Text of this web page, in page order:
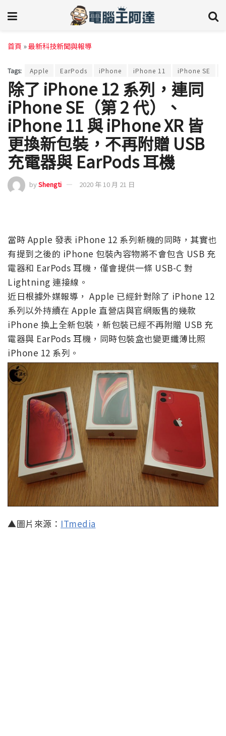
首頁 »最新科技新聞與報導
Tags: Apple EarPods iPhone iPhone 11 iPhone SE
除了 iPhone 12 系列，連同
iPhone SE（第 2 代）、
iPhone 11 與 iPhone XR 皆
更換新包裝，不再附贈 USB
充電器與 EarPods 耳機
byShengti 2020 年 10 月 21 日
當時 Apple 發表 iPhone 12 系列新機的同時，其實也
有提到之後的 iPhone 包裝內容物將不會包含 USB 充
電器和 EarPods 耳機，僅會提供一條 USB-C 對
Lightning 連接線。
近日根據外媒報導， Apple 已經針對除了 iPhone 12
系列以外持續在 Apple 直營店與官網販售的幾款
iPhone 換上全新包裝，新包裝已經不再附贈 USB 充
電器與 EarPods 耳機，同時包裝盒也變更纖薄比照
iPhone 12 系列。
▲圖片來源： ITmedia